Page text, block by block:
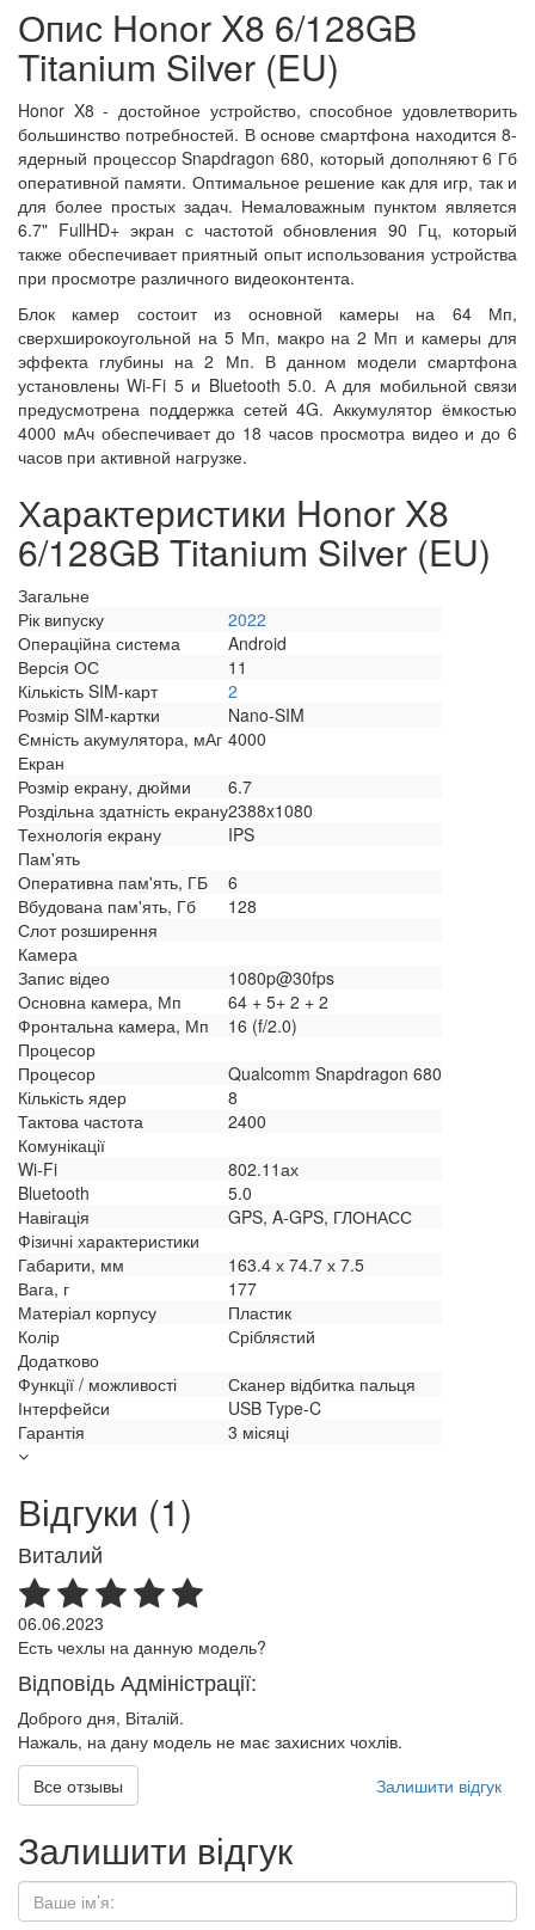
Опис Honor X8 6/128GB
Titanium Silver (EU)
Honor X8 - достойное устройство, способное удовлетворить
большинство потребностей. В основе смартфона находится 8-
ядерный процессор Snapdragon 680, который дополняют 6 Гб
оперативной памяти. Оптимальное решение как для игр, так и
для более простых задач. Немаловажным пунктом является
6.7" FullHD+ экран с частотой обновления 90 Гц, который
также обеспечивает приятный опыт использования устройства
при просмотре различного видеоконтента.
Блок камер состоит из основной камеры на 64 Мп,
сверхширокоугольной на 5 Мп, макро на 2 Мп и камеры для
эффекта глубины на 2 Мп. В данном модели смартфона
установлены Wi-Fi 5 и Bluetooth 5.0. А для мобильной связи
предусмотрена поддержка сетей 4G. Аккумулятор ёмкостью
4000 мАч обеспечивает до 18 часов просмотра видео и до 6
часов при активной нагрузке.
Характеристики Honor X8
6/128GB Titanium Silver (EU)
Загальне
Рік випуску
2022
Операційна система
Android
Версія ОС
11
Кількість SIM-карт
2
Розмір SIM-картки
Nano-SIM
Ємність акумулятора, мАг 4000
Екран
Розмір екрану, дюйми
6.7
Роздільна здатність екрану2388x1080
Технологія екрану
IPS
Пам'ять
Оперативна пам'ять, ГБ
6
Вбудована пам'ять, Гб
128
Слот розширення
Камера
Запис відео
1080p@30fps
Основна камера, Мп
64 + 5+ 2 + 2
Фронтальна камера, Мп
16 (f/2.0)
Процесор
Процесор
Qualcomm Snapdragon 680
Кількість ядер
8
Тактова частота
2400
Комунікації
Wi-Fi
802.11ах
Bluetooth
5.0
Навігація
GPS, A-GPS, ГЛОНАСС
Фізичні характеристики
Габарити, мм
163.4 х 74.7 х 7.5
Вага, г
177
Матеріал корпусу
Пластик
Колір
Сріблястий
Додатково
Функції / можливості
Сканер відбитка пальця
Інтерфейси
USB Type-C
Гарантія
3 місяці
Відгуки (1)
Виталий
06.06.2023
Есть чехлы на данную модель?
Відповідь Адміністрації:
Доброго дня, Віталій.
Нажаль, на дану модель не має захисних чохлів.
Все отзывы
Залишити відгук
Залишити відгук